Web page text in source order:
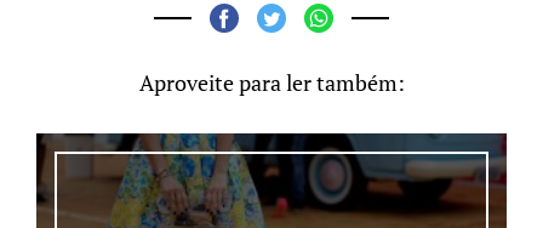
Aproveite para ler também: